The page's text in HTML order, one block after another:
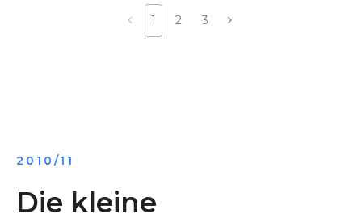
1 2 3
2010/11
Die kleine